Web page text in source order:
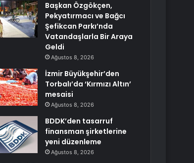
Başkan Özgökçen,
Pekyatırmacı ve Bağcı
Şefikcan Parkı’nda
Vatandaşlarla Bir Araya
Geldi
Ağustos 8, 2026
İzmir Büyükşehir’den
Torbalı’da ‘Kırmızı Altın’
mesaisi
Ağustos 8, 2026
BDDK’den tasarruf
finansman şirketlerine
yeni düzenleme
Ağustos 8, 2026